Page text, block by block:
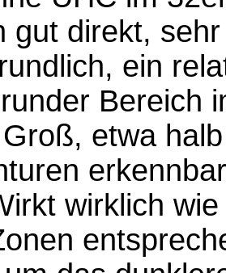
gut direkt,
ein
Bereich
etwa
wirklich